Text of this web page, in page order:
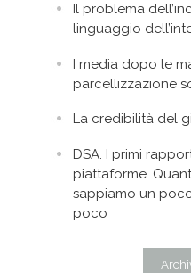
Il problema
linguaggio
I media dopo le
parcellizzazione
La credibilità del
DSA. I primi
piattaforme.
sappiamo un
poco